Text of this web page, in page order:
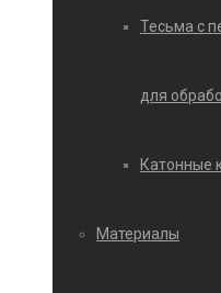
Тесьма с
для
Катонные
Материалы